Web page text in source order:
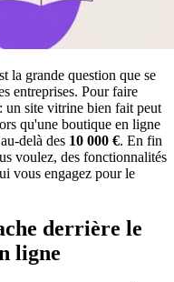
la grande question que se
entreprises. Pour faire
un site vitrine bien fait peut
qu'une boutique en ligne
delà des 10 000 €. En fin
voulez, des fonctionnalités
vous engagez pour le
derrière le
ligne